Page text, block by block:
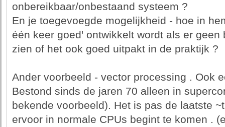
onbereikbaar/onbestaand systeem ?
En je toegevoegde mogelijkheid - hoe in
één keer goed' ontwikkelt wordt als er
zien of het ook goed uitpakt in de praktijk ?
Ander voorbeeld - vector processing . Ook
Bestond sinds de jaren 70 alleen in
bekende voorbeeld). Het is pas de laatste
ervoor in normale CPUs begint te komen .